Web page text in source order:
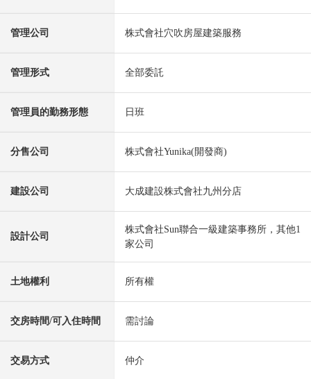
管理公司 株式會社穴吹房屋建築服務
管理形式 全部委託
管理員的勤務形態 日班
分售公司 株式會社Yunika(開發商)
建設公司 大成建設株式會社九州分店
設計公司
株式會社Sun聯合一級建築事務所，其他1
家公司
土地權利 所有權
交房時間/可入住時間 需討論
交易方式 仲介